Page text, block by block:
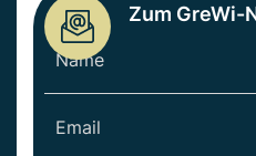
Zum GreWi-